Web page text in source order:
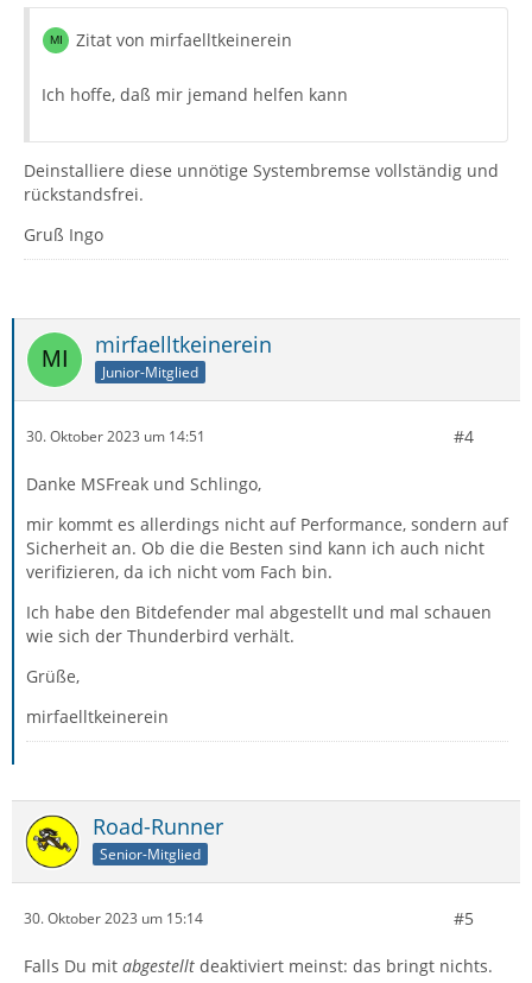
Zitat von mirfaelltkeinerein
Ich hoffe, daß mir jemand helfen kann
Deinstalliere diese unnötige Systembremse vollständig und
rückstandsfrei.
Gruß Ingo
mirfaelltkeinerein
Junior-Mitglied
30. Oktober 2023 um 14:51 #4
Danke MSFreak und Schlingo,
mir kommt es allerdings nicht auf Performance, sondern auf
Sicherheit an. Ob die die Besten sind kann ich auch nicht
verifizieren, da ich nicht vom Fach bin.
Ich habe den Bitdefender mal abgestellt und mal schauen
wie sich der Thunderbird verhält.
Grüße,
mirfaelltkeinerein
Road-Runner
Senior-Mitglied
30. Oktober 2023 um 15:14 #5
Falls Du mit abgestellt deaktiviert meinst: das bringt nichts.